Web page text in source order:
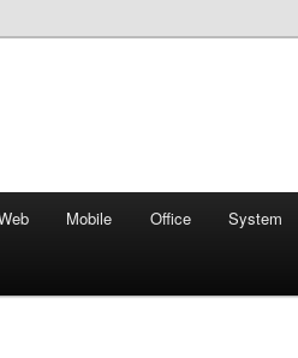
Mobile Office System